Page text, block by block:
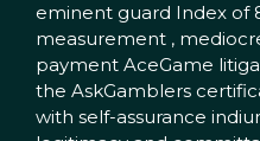
eminent guard Index of
measurement ,
payment AceGame
the AskGamblers
with self-assurance